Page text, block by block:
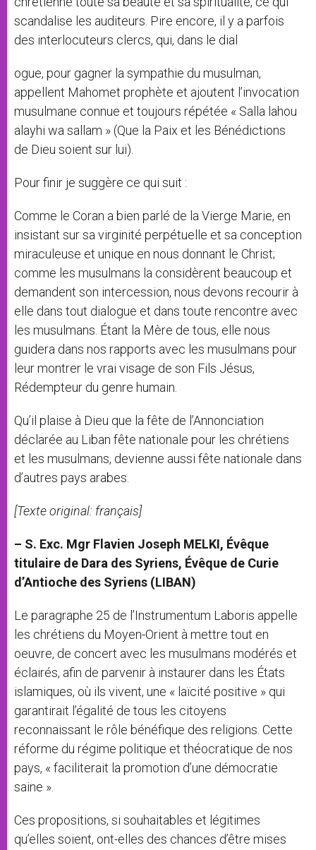
scandalise les auditeurs. Pire encore, il y a parfois
des interlocuteurs clercs, qui, dans le dial
ogue, pour gagner la sympathie du musulman,
appellent Mahomet prophète et ajoutent l’invocation
musulmane connue et toujours répétée « Salla lahou
alayhi wa sallam » (Que la Paix et les Bénédictions
de Dieu soient sur lui).
Pour finir je suggère ce qui suit :
Comme le Coran a bien parlé de la Vierge Marie, en
insistant sur sa virginité perpétuelle et sa conception
miraculeuse et unique en nous donnant le Christ;
comme les musulmans la considèrent beaucoup et
demandent son intercession, nous devons recourir à
elle dans tout dialogue et dans toute rencontre avec
les musulmans. Étant la Mère de tous, elle nous
guidera dans nos rapports avec les musulmans pour
leur montrer le vrai visage de son Fils Jésus,
Rédempteur du genre humain.
Qu’il plaise à Dieu que la fête de l’Annonciation
déclarée au Liban fête nationale pour les chrétiens
et les musulmans, devienne aussi fête nationale dans
d’autres pays arabes.
[Texte original: français]
– S. Exc. Mgr Flavien Joseph MELKI, Évêque
titulaire de Dara des Syriens, Évêque de Curie
d’Antioche des Syriens (LIBAN)
Le paragraphe 25 de l’Instrumentum Laboris appelle
les chrétiens du Moyen-Orient à mettre tout en
oeuvre, de concert avec les musulmans modérés et
éclairés, afin de parvenir à instaurer dans les États
islamiques, où ils vivent, une « laïcité positive » qui
garantirait l’égalité de tous les citoyens
reconnaissant le rôle bénéfique des religions. Cette
réforme du régime politique et théocratique de nos
pays, « faciliterait la promotion d’une démocratie
saine ».
Ces propositions, si souhaitables et légitimes
qu’elles soient, ont-elles des chances d’être mises